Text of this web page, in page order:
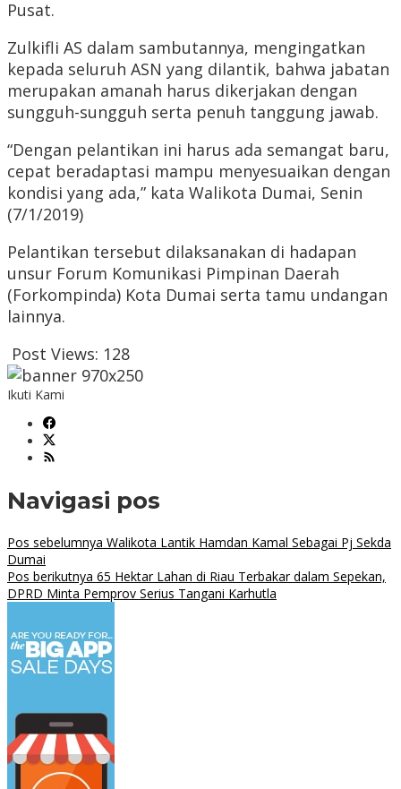
Pusat.
Zulkifli AS dalam sambutannya, mengingatkan
kepada seluruh ASN yang dilantik, bahwa jabatan
merupakan amanah harus dikerjakan dengan
sungguh-sungguh serta penuh tanggung jawab.
“Dengan pelantikan ini harus ada semangat baru,
cepat beradaptasi mampu menyesuaikan dengan
kondisi yang ada,” kata Walikota Dumai, Senin
(7/1/2019)
Pelantikan tersebut dilaksanakan di hadapan
unsur Forum Komunikasi Pimpinan Daerah
(Forkompinda) Kota Dumai serta tamu undangan
lainnya.
Post Views: 128
Ikuti Kami
Navigasi pos
Pos sebelumnya Walikota Lantik Hamdan Kamal Sebagai Pj Sekda
Dumai
Pos berikutnya 65 Hektar Lahan di Riau Terbakar dalam Sepekan,
DPRD Minta Pemprov Serius Tangani Karhutla